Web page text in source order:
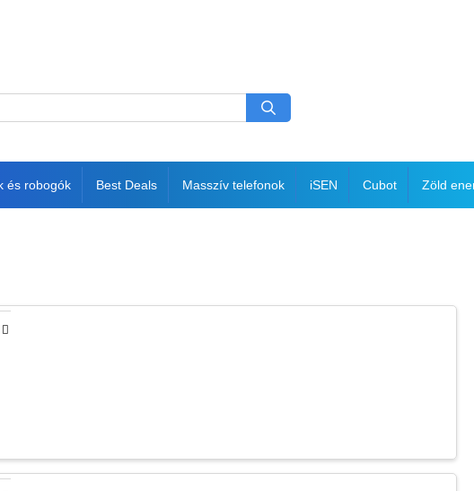
és robogók Best Deals Masszív telefonok iSEN Cubot Zöld